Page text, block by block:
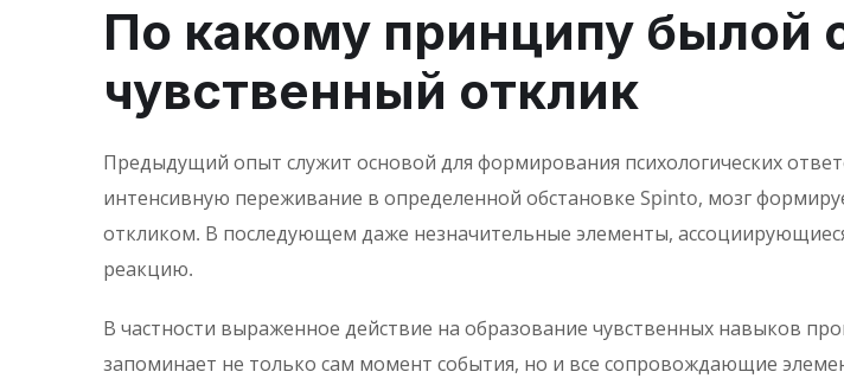
По какому принципу былой
чувственный отклик
Предыдущий опыт служит основой для формирования психологических
интенсивную переживание в определенной обстановке Spinto, мозг
откликом. В последующем даже незначительные элементы,
реакцию.
В частности выраженное действие на образование чувственных навыков
запоминает не только сам момент события, но и все сопровождающие